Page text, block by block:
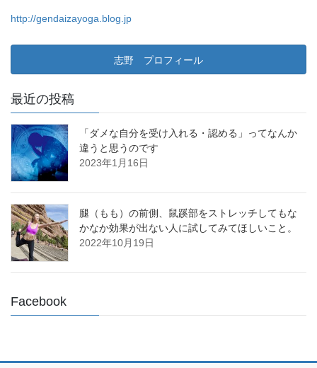
り
http://gendaizayoga.blog.jp
志野 プロフィール
最近の投稿
「ダメな自分を受け入れる・認める」ってなんか
違うと思うのです
2023年1月16日
腿（もも）の前側、鼠蹊部をストレッチしてもな
かなか効果が出ない人に試してみてほしいこと。
2022年10月19日
Facebook